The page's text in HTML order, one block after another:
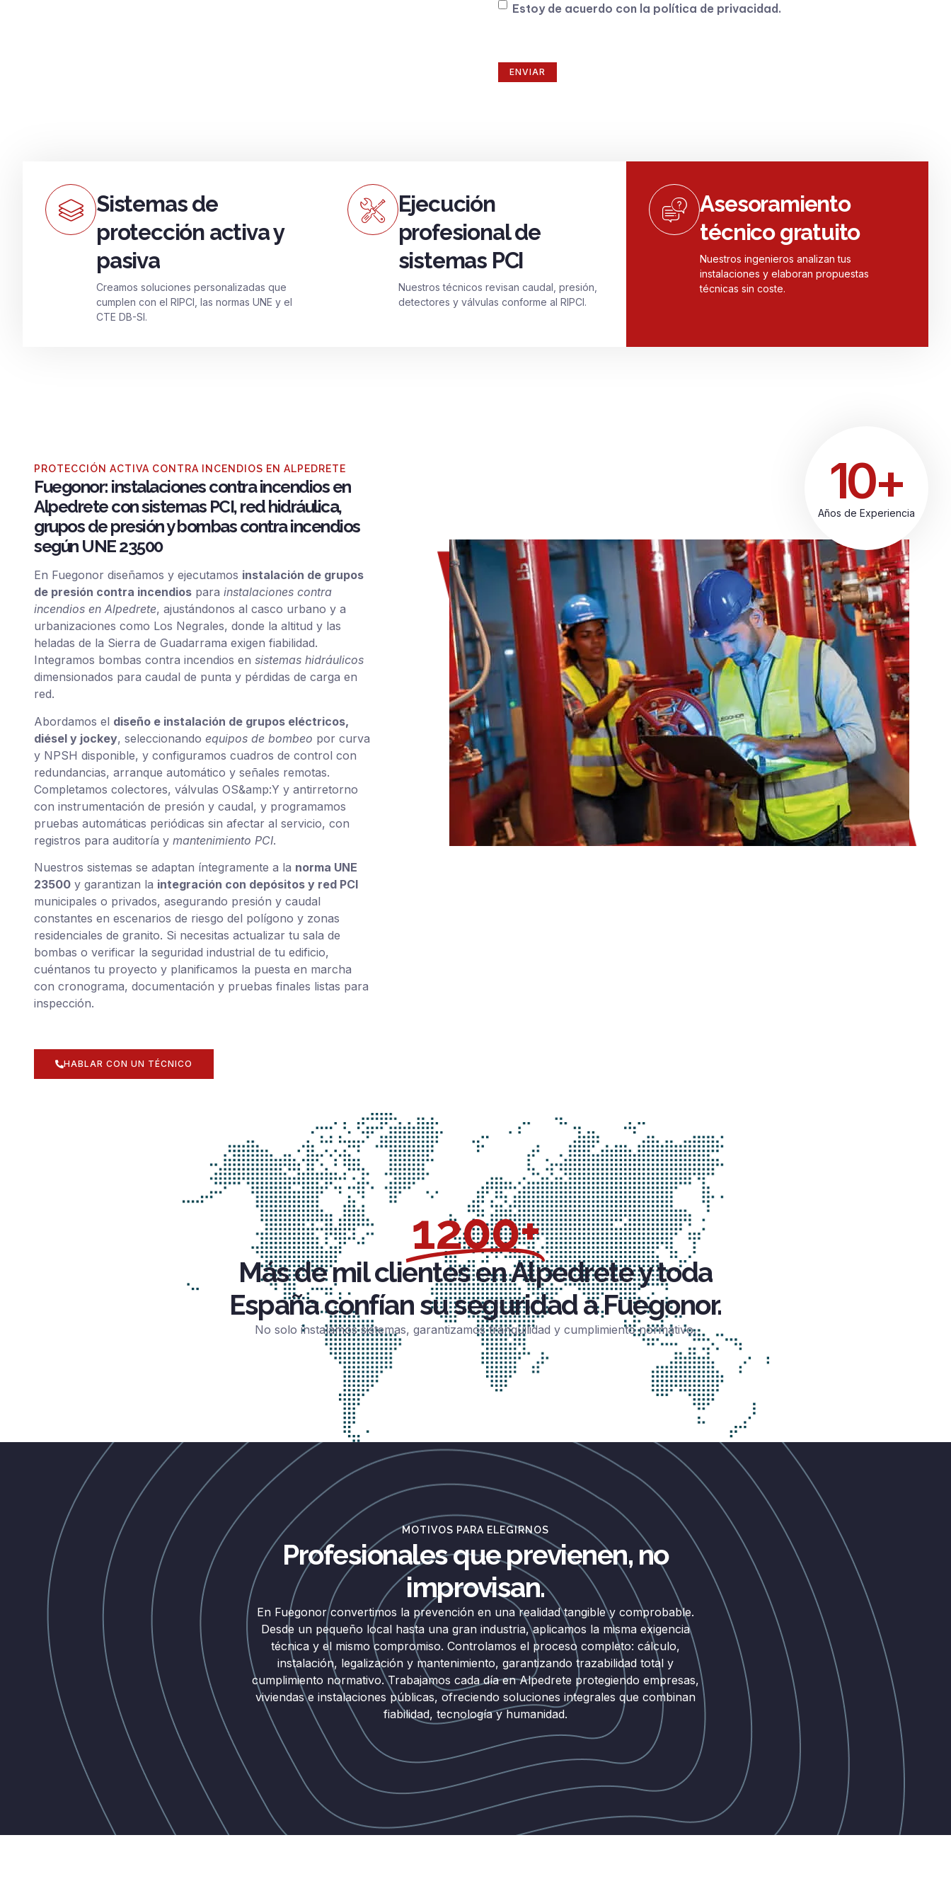
Consentimiento
Estoy de acuerdo con la política de privacidad .
Sistemas de
protección activa y
pasiva
Creamos soluciones personalizadas que
cumplen con el RIPCI, las normas UNE y el
CTE DB-SI.
Ejecución
profesional de
sistemas PCI
Nuestros técnicos revisan caudal, presión,
detectores y válvulas conforme al RIPCI.
Asesoramiento
técnico gratuito
Nuestros ingenieros analizan tus
instalaciones y elaboran propuestas
técnicas sin coste.
PROTECCIÓN ACTIVA CONTRA INCENDIOS EN ALPEDRETE
Fuegonor: instalaciones contra incendios en
Alpedrete con sistemas PCI, red hidráulica,
grupos de presión y bombas contra incendios
según UNE 23500
En Fuegonor diseñamos y ejecutamos instalación de grupos
de presión contra incendios para instalaciones contra
incendios en Alpedrete, ajustándonos al casco urbano y a
urbanizaciones como Los Negrales, donde la altitud y las
heladas de la Sierra de Guadarrama exigen fiabilidad.
Integramos bombas contra incendios en sistemas hidráulicos
dimensionados para caudal de punta y pérdidas de carga en
red.
Abordamos el diseño e instalación de grupos eléctricos,
diésel y jockey, seleccionando equipos de bombeo por curva
y NPSH disponible, y configuramos cuadros de control con
redundancias, arranque automático y señales remotas.
Completamos colectores, válvulas OS&amp:Y y antirretorno
con instrumentación de presión y caudal, y programamos
pruebas automáticas periódicas sin afectar al servicio, con
registros para auditoría y mantenimiento PCI.
Nuestros sistemas se adaptan íntegramente a la norma UNE
23500 y garantizan la integración con depósitos y red PCI
municipales o privados, asegurando presión y caudal
constantes en escenarios de riesgo del polígono y zonas
residenciales de granito. Si necesitas actualizar tu sala de
bombas o verificar la seguridad industrial de tu edificio,
cuéntanos tu proyecto y planificamos la puesta en marcha
con cronograma, documentación y pruebas finales listas para
inspección.
HABLAR CON UN TÉCNICO
10+
Años de Experiencia
1200+
Más de mil clientes en Alpedrete y toda
España confían su seguridad a Fuegonor.
No solo instalamos sistemas, garantizamos tranquilidad y cumplimiento normativo.
MOTIVOS PARA ELEGIRNOS
Profesionales que previenen, no
improvisan.
En Fuegonor convertimos la prevención en una realidad tangible y comprobable.
Desde un pequeño local hasta una gran industria, aplicamos la misma exigencia
técnica y el mismo compromiso. Controlamos el proceso completo: cálculo,
instalación, legalización y mantenimiento, garantizando trazabilidad total y
cumplimiento normativo. Trabajamos cada día en Alpedrete protegiendo empresas,
viviendas e instalaciones públicas, ofreciendo soluciones integrales que combinan
fiabilidad, tecnología y humanidad.